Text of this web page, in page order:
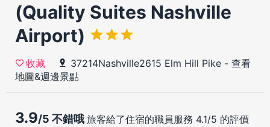
(Quality Suites Nashville
Airport)
收藏 37214Nashville2615 Elm Hill Pike - 查看
地圖&週邊景點
3.9/5 不錯哦 旅客給了住宿的職員服務 4.1/5 的評價